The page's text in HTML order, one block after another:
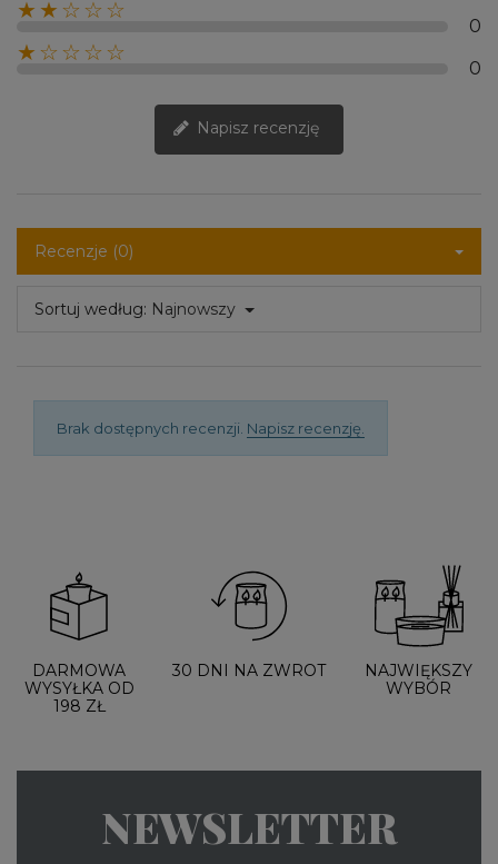
★★☆☆☆
0
★☆☆☆☆
0
Napisz recenzję
Recenzje (0)
Sortuj według: Najnowszy
Brak dostępnych recenzji. Napisz recenzję.
DARMOWA
WYSYŁKA OD
198 ZŁ
30 DNI NA ZWROT
NAJWIĘKSZY
WYBÓR
NEWSLETTER